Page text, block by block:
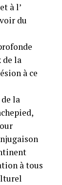
à l’
du
de la
à ce
la
à tous